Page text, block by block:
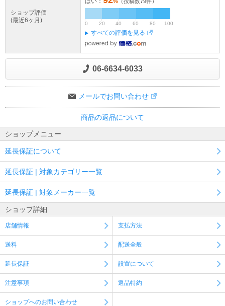
ショップ評価
(最近6ヶ月)
0 20 40 60 80 100
すべての評価を見る
06-6634-6033
メールでお問い合わせ
商品の返品について
ショップメニュー
延長保証について
延長保証 | 対象カテゴリー一覧
延長保証 | 対象メーカー一覧
ショップ詳細
店舗情報 支払方法
送料 配送全般
延長保証 設置について
注意事項 返品特約
ショップへのお問い合わせ